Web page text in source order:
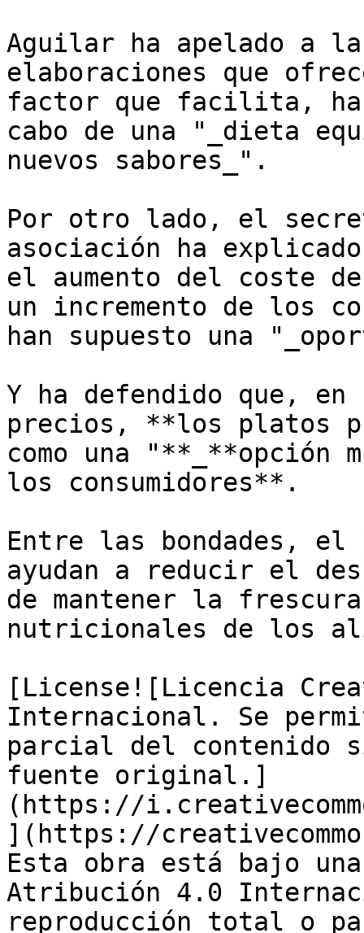
Aguilar ha apelado a
elaboraciones que
factor que facilita,
cabo de una "_dieta
nuevos sabores_".
Por otro lado, el
asociación ha
el aumento del coste
un incremento de los
han supuesto una
Y ha defendido que, en
precios, **los platos
como una "**_**opción
los consumidores**.
Entre las bondades, el
ayudan a reducir el
de mantener la
nutricionales de los
[License![Licencia
Internacional. Se
parcial del contenido
fuente original.]
(https://
](https://
Esta obra está bajo
Atribución 4.0
reproducción total o